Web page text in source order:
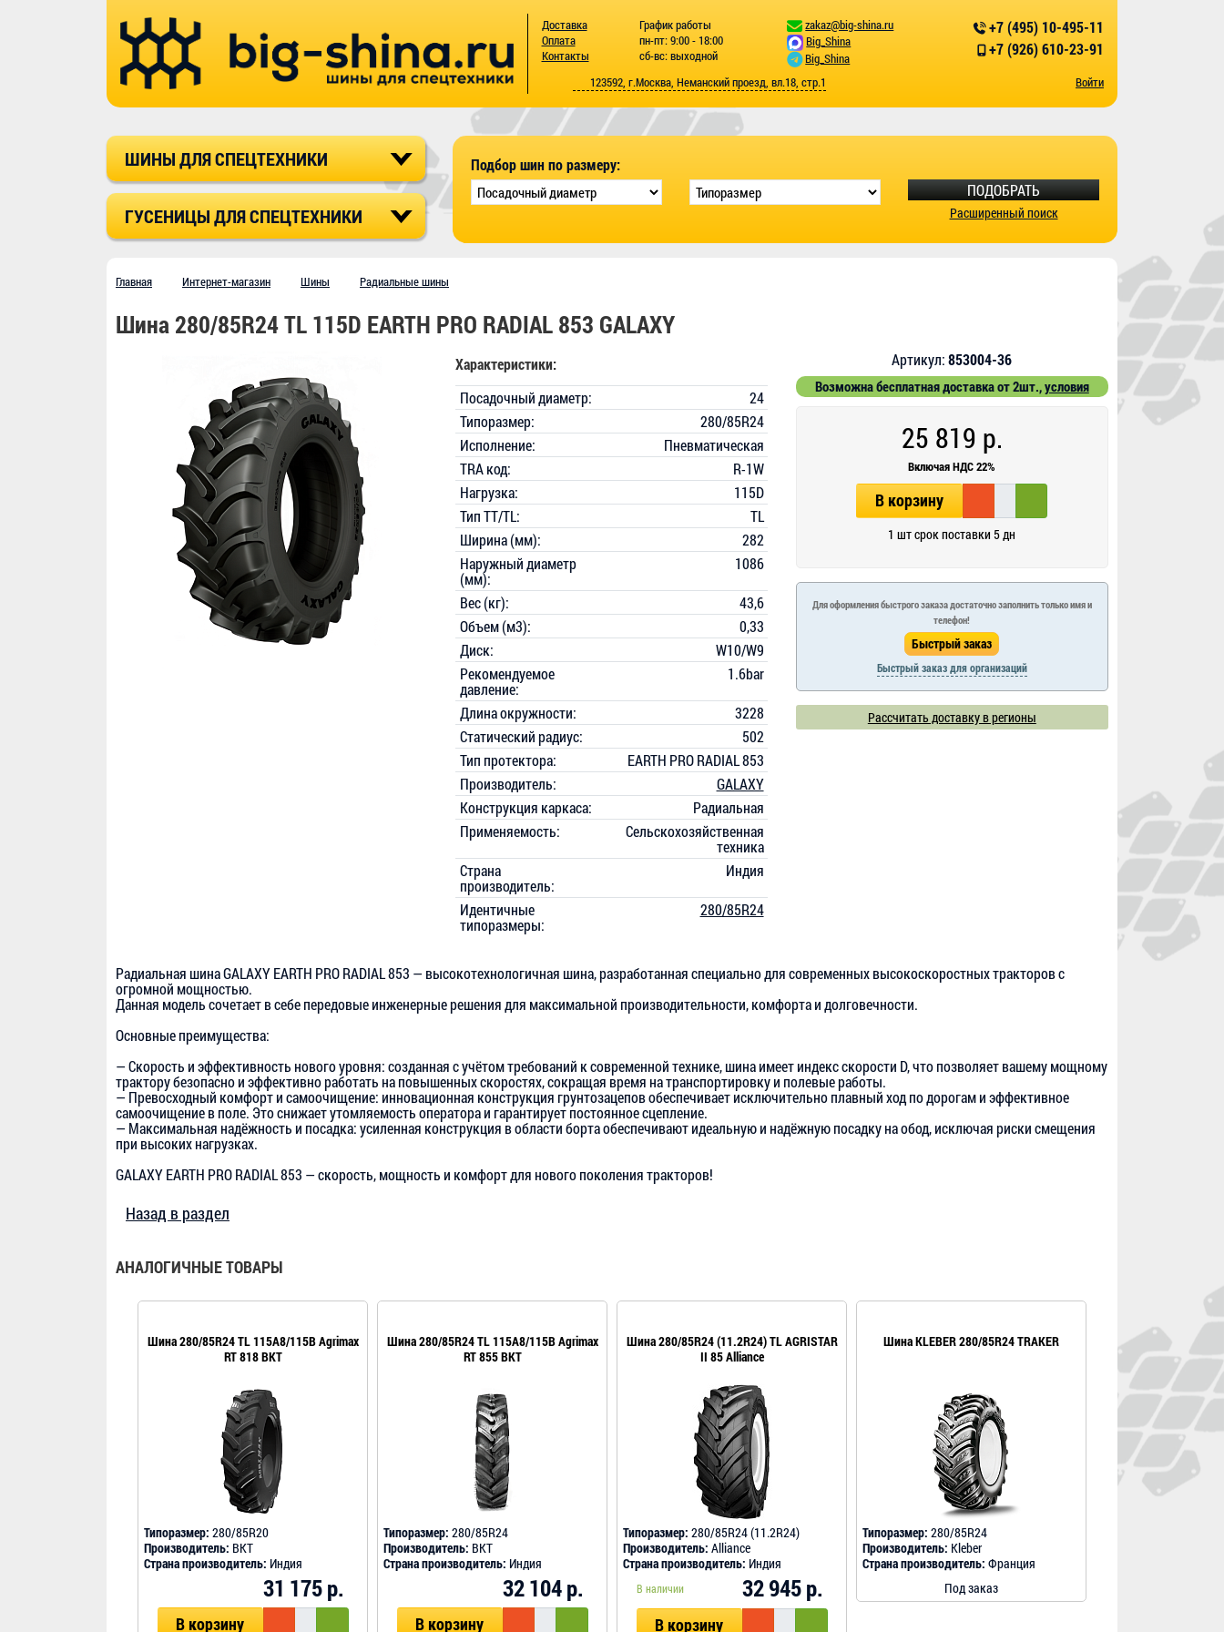
Доставка
Оплата
Контакты
График работы
пн-пт: 9:00 - 18:00
сб-вс: выходной
zakaz@big-shina.ru
Big_Shina
Big_Shina
+7 (495) 10-495-11
+7 (926) 610-23-91
123592, г.Москва, Неманский проезд, вл.18, стр.1 Войти
ШИНЫ ДЛЯ СПЕЦТЕХНИКИ
ГУСЕНИЦЫ ДЛЯ СПЕЦТЕХНИКИ
Подбор шин по размеру:
ПОДОБРАТЬ
Расширенный поиск
Главная Интернет-магазин Шины Радиальные шины
Шина 280/85R24 TL 115D EARTH PRO RADIAL 853 GALAXY
Артикул:853004-36
Возможна бесплатная доставка от 2шт.,условия
25 819 р.
Включая НДС 22%
В корзину
1 шт срок поставки 5 дн
Для оформления быстрого заказа достаточно заполнить только имя и
телефон!
Быстрый заказ для организаций
Рассчитать доставку в регионы
Характеристики:
Посадочный диаметр:
24
Типоразмер:
280/85R24
Исполнение:
Пневматическая
TRA код:
R-1W
Нагрузка:
115D
Тип TT/TL:
TL
Ширина (мм):
282
Наружный диаметр
(мм):
1086
Вес (кг):
43,6
Объем (м3):
0,33
Диск:
W10/W9
Рекомендуемое
давление:
1.6bar
Длина окружности:
3228
Статический радиус:
502
Тип протектора:
EARTH PRO RADIAL 853
Производитель:
GALAXY
Конструкция каркаса:
Радиальная
Применяемость:
Сельскохозяйственная
техника
Страна
производитель:
Индия
Идентичные
типоразмеры:
280/85R24
Радиальная шина GALAXY EARTH PRO RADIAL 853 — высокотехнологичная шина, разработанная специально для современных высокоскоростных тракторов с
огромной мощностью.
Данная модель сочетает в себе передовые инженерные решения для максимальной производительности, комфорта и долговечности.
Основные преимущества:
— Скорость и эффективность нового уровня: созданная с учётом требований к современной технике, шина имеет индекс скорости D, что позволяет вашему мощному
трактору безопасно и эффективно работать на повышенных скоростях, сокращая время на транспортировку и полевые работы.
— Превосходный комфорт и самоочищение: инновационная конструкция грунтозацепов обеспечивает исключительно плавный ход по дорогам и эффективное
самоочищение в поле. Это снижает утомляемость оператора и гарантирует постоянное сцепление.
— Максимальная надёжность и посадка: усиленная конструкция в области борта обеспечивают идеальную и надёжную посадку на обод, исключая риски смещения
при высоких нагрузках.
GALAXY EARTH PRO RADIAL 853 — скорость, мощность и комфорт для нового поколения тракторов!
Назад в раздел
АНАЛОГИЧНЫЕ ТОВАРЫ
Шина 280/85R24 TL 115A8/115B Agrimax
RT 818 BKT
Типоразмер: 280/85R20
Производитель: BKT
Страна производитель: Индия
31 175 р.
В корзину
Шина 280/85R24 TL 115A8/115B Agrimax
RT 855 BKT
Типоразмер: 280/85R24
Производитель: BKT
Страна производитель: Индия
32 104 р.
В корзину
Шина 280/85R24 (11.2R24) TL AGRISTAR
II 85 Alliance
Типоразмер: 280/85R24 (11.2R24)
Производитель: Alliance
Страна производитель: Индия
В наличии 32 945 р.
В корзину
Шина KLEBER 280/85R24 TRAKER
Типоразмер: 280/85R24
Производитель: Kleber
Страна производитель: Франция
Под заказ